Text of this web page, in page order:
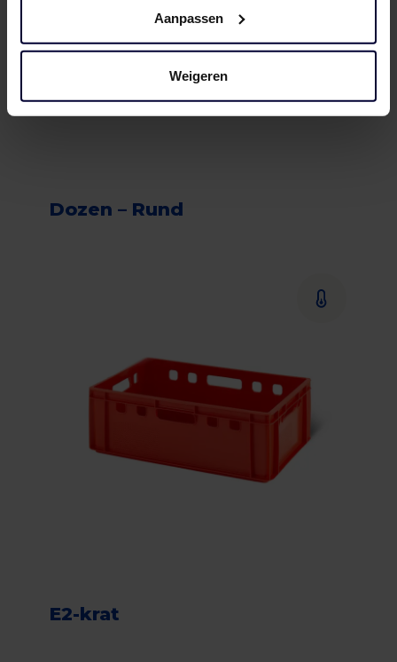
Aanpassen
Weigeren
Dozen – Rund
E2-krat